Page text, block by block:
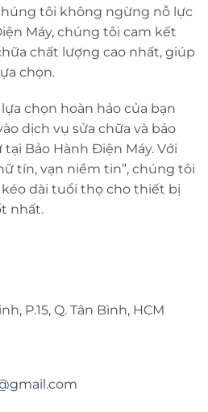
tôi không ngừng nỗ lực
Máy, chúng tôi cam kết
chất lượng cao nhất, giúp
chọn.
chọn hoàn hảo của bạn
dịch vụ sửa chữa và bảo
Bảo Hành Điện Máy. Với
tín, vạn niềm tin”, chúng tôi
kéo dài tuổi thọ cho thiết bị
nhất.
P.15, Q. Tân Bình, HCM